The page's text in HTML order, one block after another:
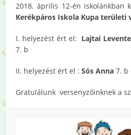
2018. április 12-én iskolánkban
Kerékpáros Iskola Kupa területi
I. helyezést ért el: Lajtai Levente
7. b
II. helyezést ért el :Sós Anna 7. b
Gratulálunk versenyzőinknek a